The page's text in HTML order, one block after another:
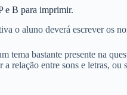
e B para imprimir.
o aluno deverá escrever os
tema bastante presente na
a relação entre sons e letras,